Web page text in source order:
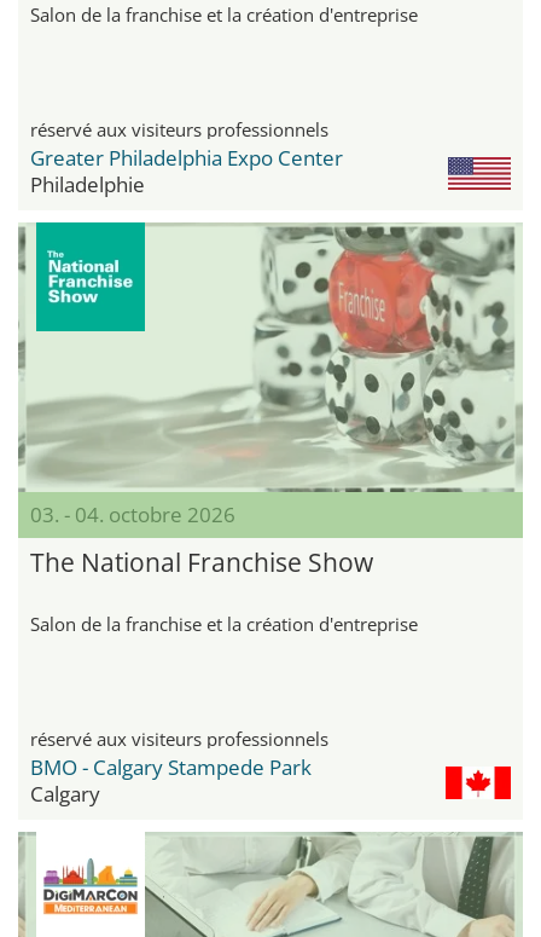
Salon de la franchise et la création d'entreprise
réservé aux visiteurs professionnels
Greater Philadelphia Expo Center
Philadelphie
03. - 04. octobre 2026
The National Franchise Show
Salon de la franchise et la création d'entreprise
réservé aux visiteurs professionnels
BMO - Calgary Stampede Park
Calgary